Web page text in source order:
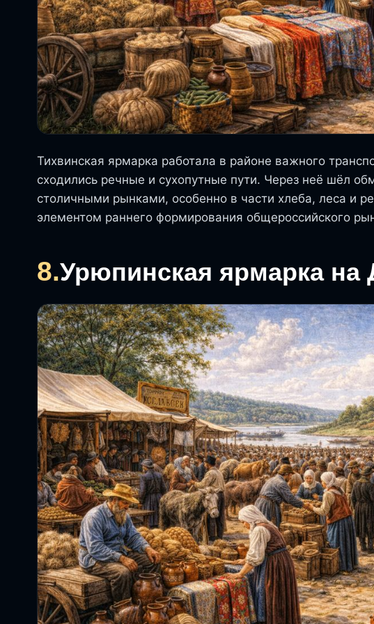
Тихвинская ярмарка работала в районе важного
сходились речные и сухопутные пути. Через неё шёл
столичными рынками, особенно в части хлеба, леса и
элементом раннего формирования общероссийского
8.Урюпинская ярмарка на